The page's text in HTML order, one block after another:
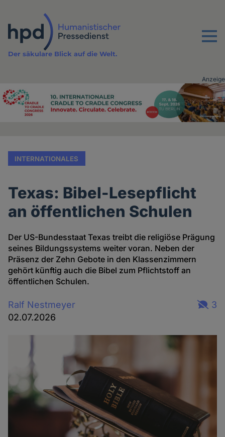
Inhalt
Menu
Der säkulare Blick auf die Welt.
Advertising
Anzeige
INTERNATIONALES
Texas: Bibel-Lesepflicht
an öffentlichen Schulen
Der US-Bundesstaat Texas treibt die religiöse Prägung
seines Bildungssystems weiter voran. Neben der
Präsenz der Zehn Gebote in den Klassenzimmern
gehört künftig auch die Bibel zum Pflichtstoff an
öffentlichen Schulen.
Ralf Nestmeyer
02.07.2026
3